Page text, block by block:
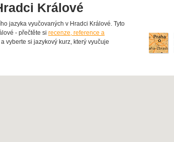
Králové
jazyka vyučovaných v Hradci Králové. Tyto
- přečtěte si recenze, reference a
vyberte si jazykový kurz, který vyučuje